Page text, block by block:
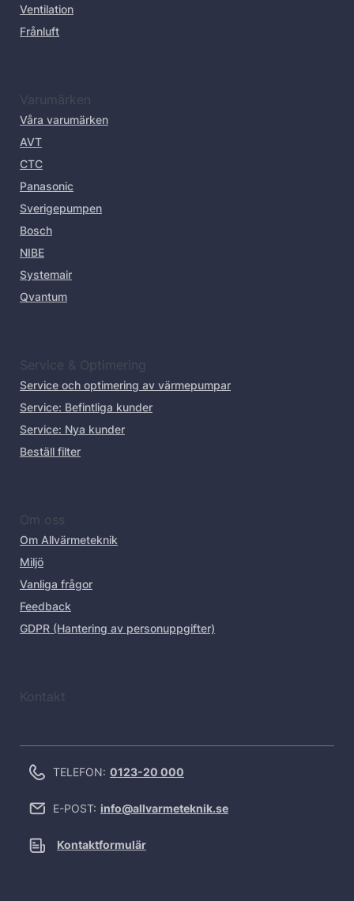
Ventilation
Frånluft
Varumärken
Våra varumärken
AVT
CTC
Panasonic
Sverigepumpen
Bosch
NIBE
Systemair
Qvantum
Service & Optimering
Service och optimering av värmepumpar
Service: Befintliga kunder
Service: Nya kunder
Beställ filter
Om oss
Om Allvärmeteknik
Miljö
Vanliga frågor
Feedback
GDPR (Hantering av personuppgifter)
Kontakt
TELEFON: 0123-20 000
E-POST: info@allvarmeteknik.se
Kontaktformulär